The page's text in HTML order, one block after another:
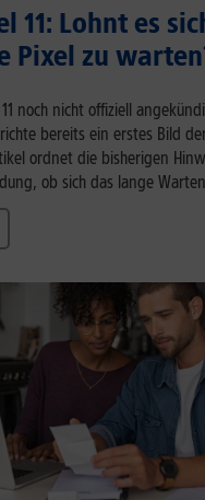
11: Lohnt es
Pixel zu
noch nicht offiziell
bereits ein erstes Bild
ordnet die bisherigen
ob sich das lange